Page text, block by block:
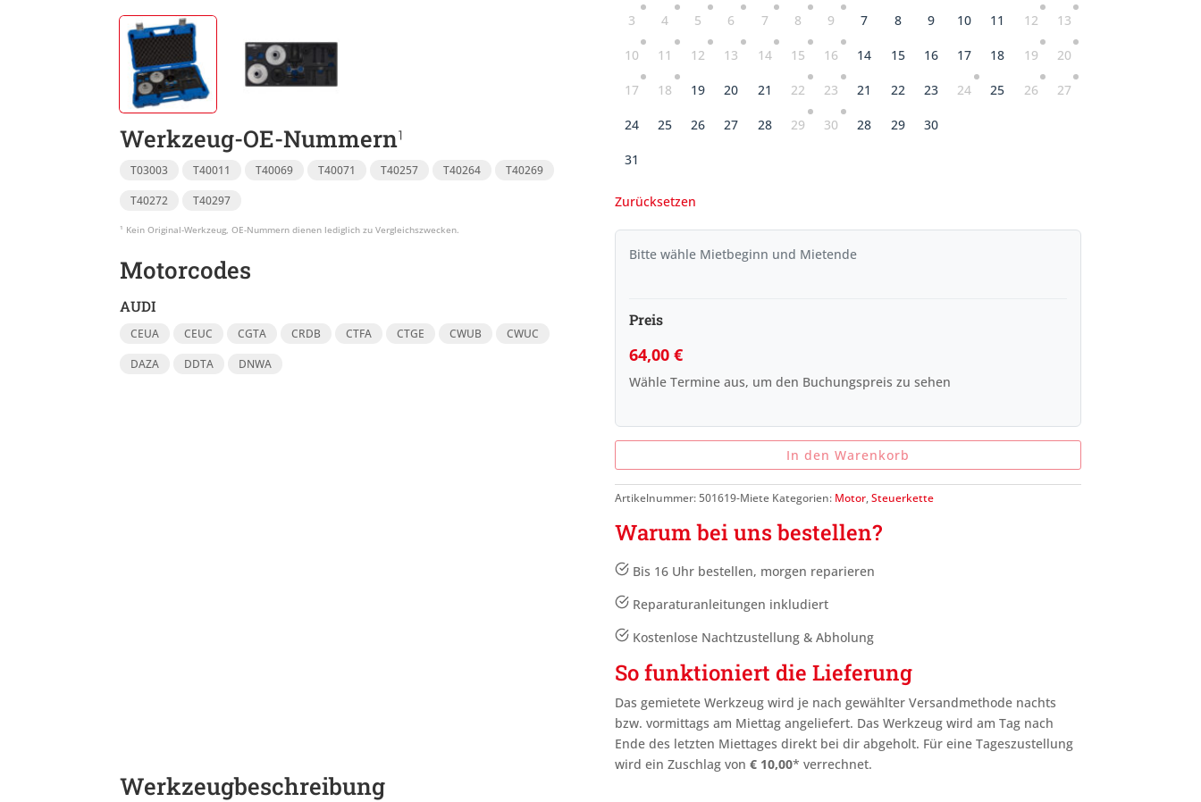
Werkzeug-OE-Nummern
T03003 T40011 T40069 T40071 T40257 T40264
T40269
T40272
T40297
Motorcodes
AUDI
CEUA CEUC CGTA CRDB CTFA CTGE CWUB
CWUC
DAZA
DDTA DNWA
3 4 5 6 7 8 9
10 11 12 13 14 15 16
17 18 19 20 21 22 23
24 25 26 27 28 29 30
31
7 8 9 10 11 12 13
14 15 16 17 18 19 20
21 22 23 24 25 26 27
28 29 30
Zurücksetzen
Bitte wähle Mietbeginn und Mietende
Preis
64,00€
Wähle Termine aus, um den Buchungspreis zu sehen
In den Warenkorb
Artikelnummer:501619-Miete Kategorien: Motor,Steuerkette
Warum bei uns bestellen?
Bis 16 Uhr bestellen, morgen reparieren
Reparaturanleitungen inkludiert
Kostenlose Nachtzustellung & Abholung
So funktioniert die Lieferung
Das gemietete Werkzeug wird je nach gewählter Versandmethode nachts
bzw. vormittags am Miettag angeliefert. Das Werkzeug wird am Tag nach
Ende des letzten Miettagesdirekt bei dir abgeholt. Für eine Tageszustellung
wird ein Zuschlag von€ 10,00* verrechnet.
Werkzeugbeschreibung